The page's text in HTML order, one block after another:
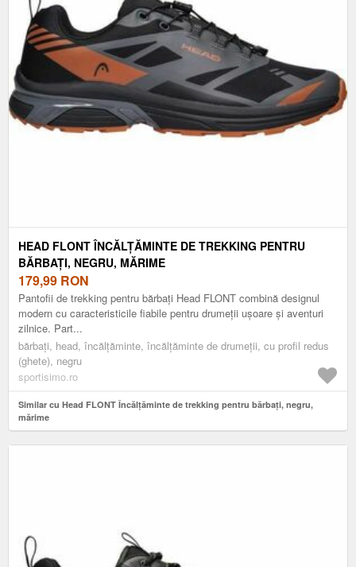
HEAD FLONT ÎNCĂLȚĂMINTE DE TREKKING PENTRU
BĂRBAȚI, NEGRU, MĂRIME
179,99 RON
Pantofii de trekking pentru bărbați Head FLONT combină designul
modern cu caracteristicile fiabile pentru drumeții ușoare și aventuri
zilnice. Part...
bărbați, head, încălțăminte, încălțăminte de drumeții, cu profil redus
(ghete), negru
sportisimo.ro
Similar cu Head FLONT Încălțăminte de trekking pentru bărbați, negru,
mărime